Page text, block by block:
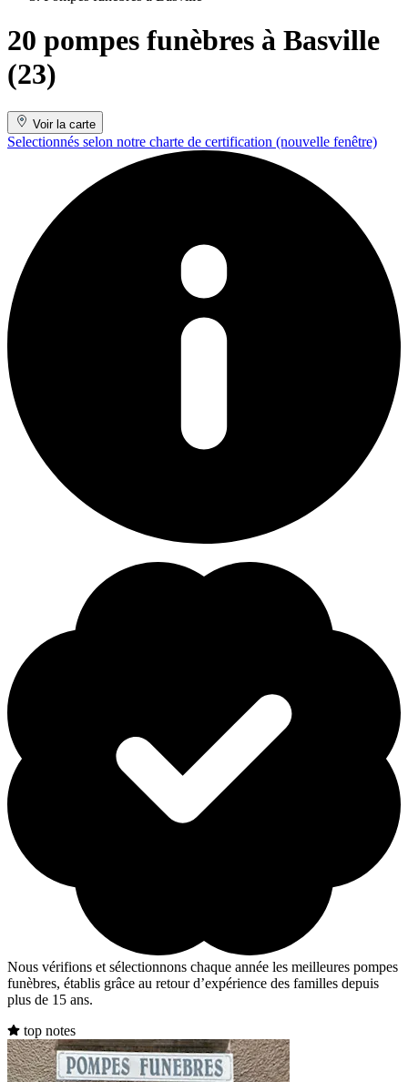
20 pompes funèbres à Basville
(23)
Voir la carte
Selectionnés selon notre charte de certification (nouvelle fenêtre)
Nous vérifions et sélectionnons chaque année les meilleures pompes
funèbres, établis grâce au retour d’expérience des familles depuis
plus de 15 ans.
top notes